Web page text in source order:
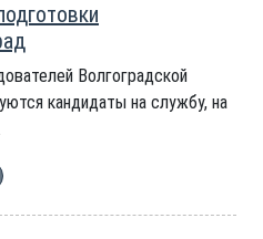
Волгоградской
кандидаты на службу, на